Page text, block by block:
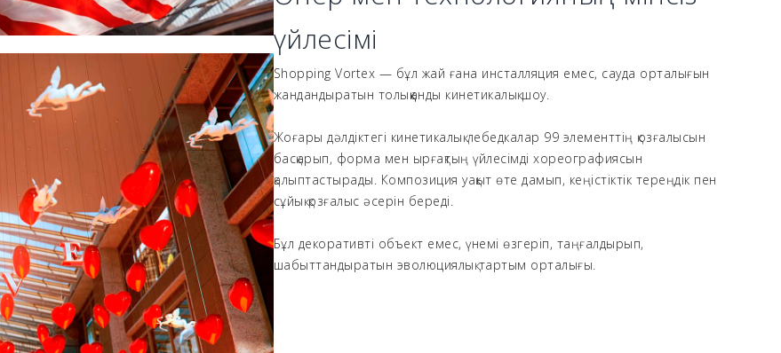
үйлесімі
Shopping Vortex — бұл жай ғана инсталляция емес, сауда орталығын
жандандыратын толыққанды кинетикалық шоу.
Жоғары дәлдіктегі кинетикалық лебедкалар 99 элементтің қозғалысын
басқарып, форма мен ырғақтың үйлесімді хореографиясын
қалыптастырады. Композиция уақыт өте дамып, кеңістіктік тереңдік пен
сұйық қозғалыс әсерін береді.
Бұл декоративті объект емес, үнемі өзгеріп, таңғалдырып,
шабыттандыратын эволюциялық тартым орталығы.